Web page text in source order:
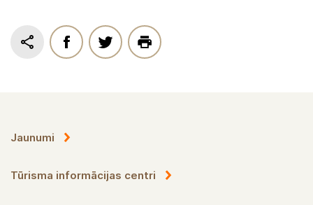
Jaunumi
Tūrisma informācijas centri